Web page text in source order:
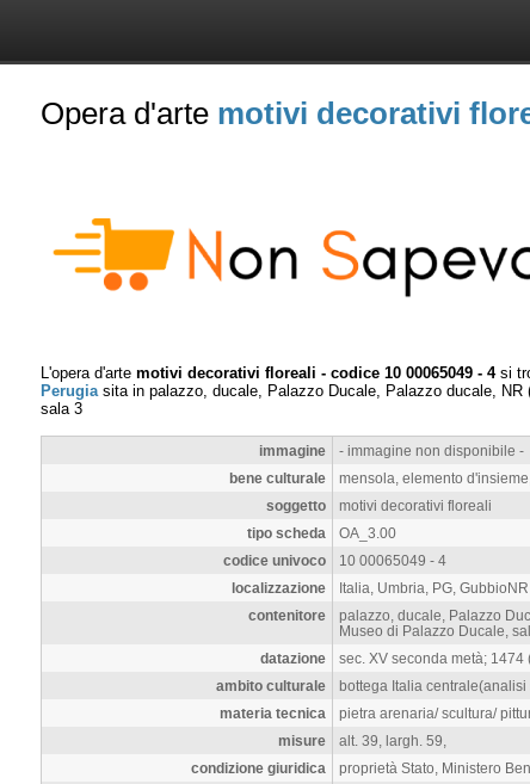
Opera d'arte motivi decorativi
L'opera d'arte motivi decorativi floreali - codice 10 00065049 - 4si
Perugia sita in palazzo, ducale, Palazzo Ducale, Palazzo ducale, NR
sala 3
immagine
- immagine non disponibile -
bene culturale
mensola, elemento
soggetto
motivi decorativi floreali
tipo scheda
OA_3.00
codice univoco
10 00065049 - 4
localizzazione
Italia, Umbria, PG,
contenitore
palazzo, ducale, Palazzo
Museo di Palazzo Ducale,
datazione
sec. XV seconda metà; 1474
ambito culturale
bottega Italia centrale(analisi
materia tecnica
pietra arenaria/ scultura/
misure
alt. 39, largh. 59,
condizione giuridica
proprietà Stato, Ministero